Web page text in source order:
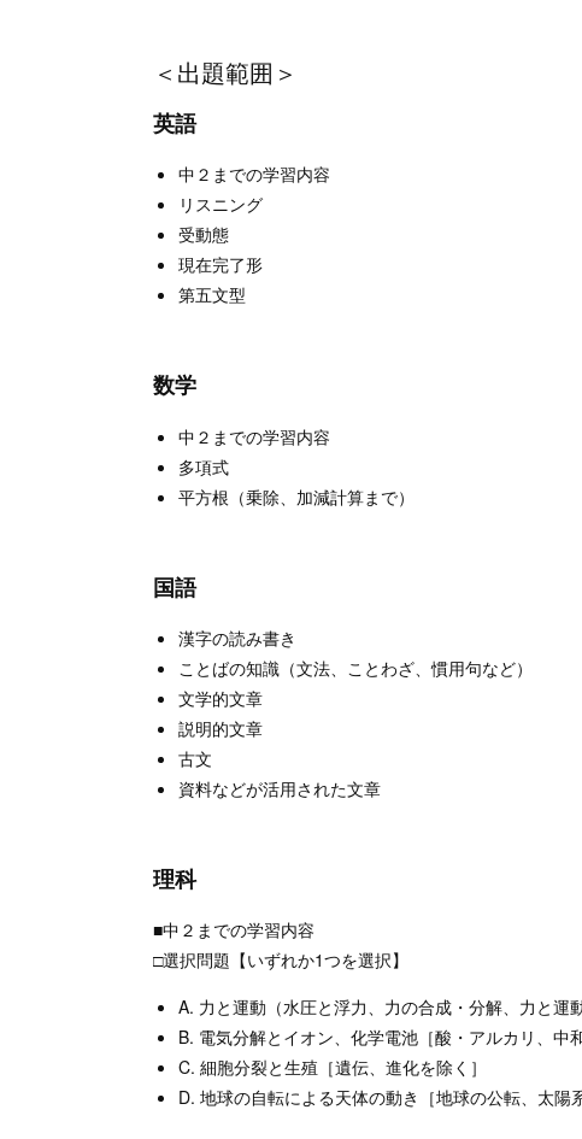
＜出題範囲＞
英語
中２までの学習内容
リスニング
受動態
現在完了形
第五文型
数学
中２までの学習内容
多項式
平方根（乗除、加減計算まで）
国語
漢字の読み書き
ことばの知識（文法、ことわざ、慣用句など）
文学的文章
説明的文章
古文
資料などが活用された文章
理科
■中２までの学習内容
□選択問題【いずれか1つを選択】
A. 力と運動（水圧と浮力、力の合成・分解、力と運動
B. 電気分解とイオン、化学電池［酸・アルカリ、中
C. 細胞分裂と生殖［遺伝、進化を除く］
D. 地球の自転による天体の動き［地球の公転、太陽